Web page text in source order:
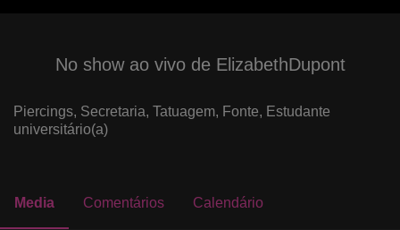
No show ao vivo de ElizabethDupont
Piercings, Secretaria, Tatuagem, Fonte, Estudante
universitário(a)
Media Comentários Calendário